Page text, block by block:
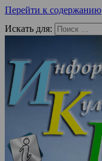
Перейти к содержанию
Искать для: